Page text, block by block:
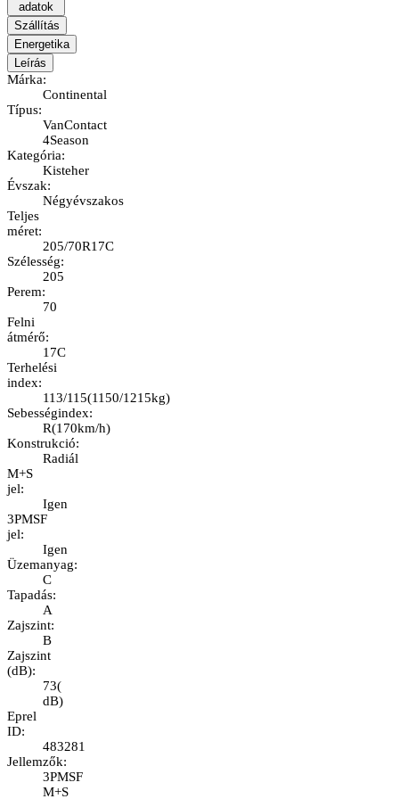
adatok
Szállítás
Energetika
Leírás
Márka:
Continental
Típus:
VanContact
4Season
Kategória:
Kisteher
Évszak:
Négyévszakos
Teljes
méret:
205/70R17C
Szélesség:
205
Perem:
70
Felni
átmérő:
17C
Terhelési
index:
113/115(1150/1215kg)
Sebességindex:
R(170km/h)
Konstrukció:
Radiál
M+S
jel:
Igen
3PMSF
jel:
Igen
Üzemanyag:
C
Tapadás:
A
Zajszint:
B
Zajszint
(dB):
73(
dB)
Eprel
ID:
483281
Jellemzők:
3PMSF
M+S